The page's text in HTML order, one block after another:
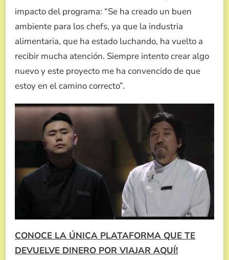
impacto del programa: “Se ha creado un buen
ambiente para los chefs, ya que la industria
alimentaria, que ha estado luchando, ha vuelto a
recibir mucha atención. Siempre intento crear algo
nuevo y este proyecto me ha convencido de que
estoy en el camino correcto”.
CONOCE LA ÚNICA PLATAFORMA QUE TE
DEVUELVE DINERO POR VIAJAR AQUÍ!